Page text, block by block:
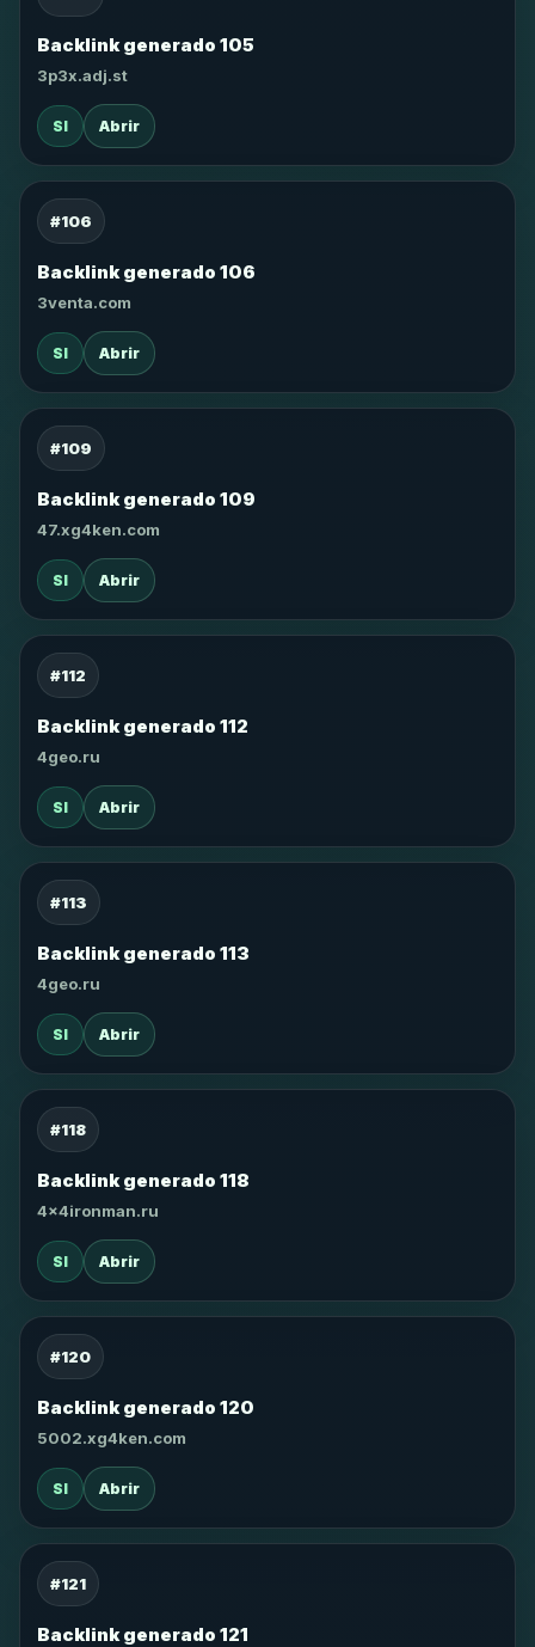
Backlink generado 105
3p3x.adj.st
SI Abrir
#106
Backlink generado 106
3venta.com
SI Abrir
#109
Backlink generado 109
47.xg4ken.com
SI Abrir
#112
Backlink generado 112
4geo.ru
SI Abrir
#113
Backlink generado 113
4geo.ru
SI Abrir
#118
Backlink generado 118
4x4ironman.ru
SI Abrir
#120
Backlink generado 120
5002.xg4ken.com
SI Abrir
#121
Backlink generado 121